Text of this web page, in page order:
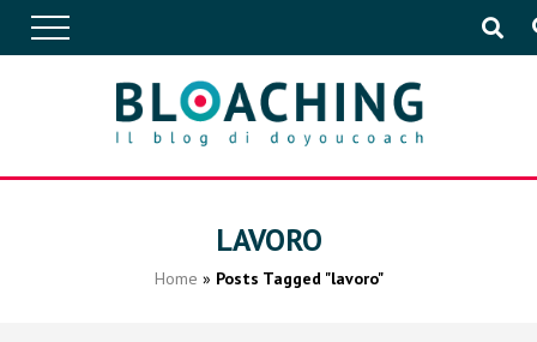
CONVERSAZIONI
LAVORO
Home » Posts Tagged "lavoro"